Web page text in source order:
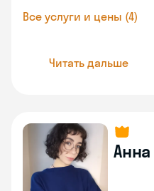
Все услуги и цены (4)
Читать дальше
Анна